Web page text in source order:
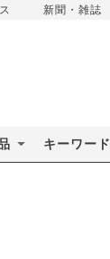
新聞・雑誌
キーワード